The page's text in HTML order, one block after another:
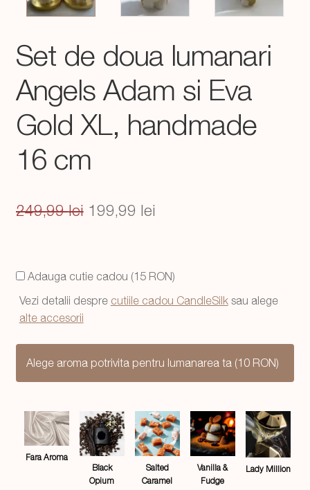
Set de doua lumanari
Angels Adam si Eva
Gold XL, handmade
16 cm
249,99lei Prețul
fost:
249,99 lei.
199,99 lei
199,99 lei.
Adauga cutie cadou (15 RON)
Vezi detalii despre cutiile cadou CandleSilksau alege
alte accesorii
Alege aroma potrivita pentru lumanarea ta (10 RON)
Fara Aroma
Black
Opium
Salted
Caramel
Vanilla &
Fudge
Lady Million